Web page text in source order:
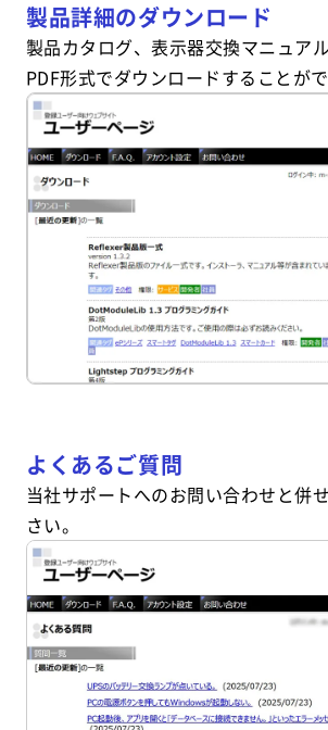
製品詳細のダウンロード
製品カタログ、表示器交換マニュア
PDF形式でダウンロードすることがで
よくあるご質問
当社サポートへのお問い合わせと併
さい。